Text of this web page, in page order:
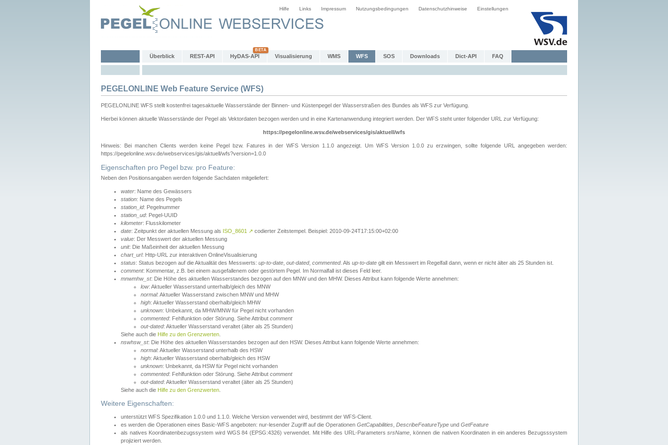
Hilfe Links Impressum Nutzungsbedingungen Datenschutzhinweise Einstellungen
Überblick REST-API HyDAS-API Visualisierung WMS WFS SOS Downloads Dict-API FAQ
PEGELONLINE Web Feature Service (WFS)
PEGELONLINE WFS stellt kostenfrei tagesaktuelle Wasserstände der Binnen- und Küstenpegel der Wasserstraßen des Bundes als WFS zur Verfügung.
Hierbei können aktuelle Wasserstände der Pegel als Vektordaten bezogen werden und in eine Kartenanwendung integriert werden. Der WFS steht unter folgender URL zur Verfügung:
https://pegelonline.wsv.de/webservices/gis/aktuell/wfs
Hinweis: Bei manchen Clients werden keine Pegel bzw. Fatures in der WFS Version 1.1.0 angezeigt. Um WFS Version 1.0.0 zu erzwingen, sollte folgende URL angegeben werden:
https://pegelonline.wsv.de/webservices/gis/aktuell/wfs?version=1.0.0
Eigenschaften pro Pegel bzw. pro Feature:
Neben den Positionsangaben werden folgende Sachdaten mitgeliefert:
water: Name des Gewässers
station: Name des Pegels
station_id: Pegelnummer
station_ud: Pegel-UUID
kilometer: Flusskilometer
date: Zeitpunkt der aktuellen Messung als ISO_8601 ↗ codierter Zeitstempel. Beispiel: 2010-09-24T17:15:00+02:00
value: Der Messwert der aktuellen Messung
unit: Die Maßeinheit der aktuellen Messung
chart_url: Http-URL zur interaktiven OnlineVisualisierung
status: Status bezogen auf die Aktualität des Messwerts: up-to-date out-dated, commented. Als up-to-date gilt ein Messwert im Regelfall dann, wenn er nicht älter als 25 Stunden ist.
comment: Kommentar, z.B. bei einem ausgefallenem oder gestörtem Pegel. Im Normalfall ist dieses Feld leer.
mnwmhw_st: Die Höhe des aktuellen Wasserstandes bezogen auf den MNW und den MHW. Dieses Attribut kann folgende Werte annehmen:
low: Aktueller Wasserstand unterhalb/gleich des MNW
normal: Aktueller Wasserstand zwischen MNW und MHW
high: Aktueller Wasserstand oberhalb/gleich MHW
unknown: Unbekannt, da MHW/MNW für Pegel nicht vorhanden
commented: Fehlfunktion oder Störung. Siehe Attribut comment
out-dated: Aktueller Wasserstand veraltet (älter als 25 Stunden)
Siehe auch die Hilfe zu den Grenzwerten
nswhsw_st: Die Höhe des aktuellen Wasserstandes bezogen auf den HSW. Dieses Attribut kann folgende Werte annehmen:
normal: Aktueller Wasserstand unterhalb des HSW
high: Aktueller Wasserstand oberhalb/gleich des HSW
unknown: Unbekannt, da HSW für Pegel nicht vorhanden
commented: Fehlfunktion oder Störung. Siehe Attribut comment
out-dated: Aktueller Wasserstand veraltet (älter als 25 Stunden)
Siehe auch die Hilfe zu den Grenzwerten
Weitere Eigenschaften:
unterstützt WFS Spezifikation 1.0.0 und 1.1.0. Welche Version verwendet wird, bestimmt der WFS-Client.
es werden die Operationen eines Basic-WFS angeboten: nur-lesender Zugriff auf die Operationen GetCapabilities DescribeFeatureType und GetFeature
als natives Koordinatenbezugssystem wird WGS 84 (EPSG:4326) verwendet. Mit Hilfe des URL-ParameterssrsName , können die nativen Koordinaten in ein anderes Bezugsssystem
projiziert werden.